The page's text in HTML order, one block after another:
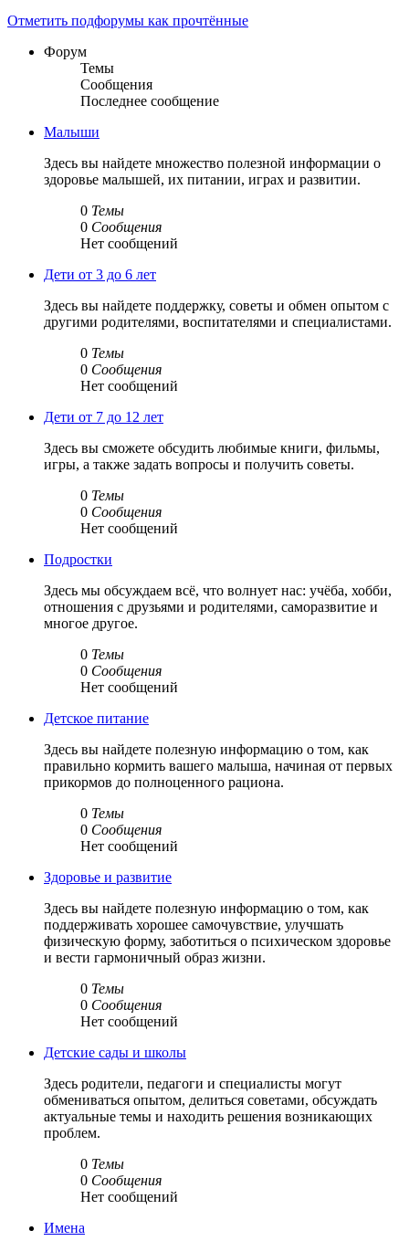
Отметить подфорумы как прочтённые
Форум
Темы
Сообщения
Последнее сообщение
Малыши
Здесь вы найдете множество полезной информации о
здоровье малышей, их питании, играх и развитии.
0 Темы
0 Сообщения
Нет сообщений
Дети от 3 до 6 лет
Здесь вы найдете поддержку, советы и обмен опытом с
другими родителями, воспитателями и специалистами.
0 Темы
0 Сообщения
Нет сообщений
Дети от 7 до 12 лет
Здесь вы сможете обсудить любимые книги, фильмы,
игры, а также задать вопросы и получить советы.
0 Темы
0 Сообщения
Нет сообщений
Подростки
Здесь мы обсуждаем всё, что волнует нас: учёба, хобби,
отношения с друзьями и родителями, саморазвитие и
многое другое.
0 Темы
0 Сообщения
Нет сообщений
Детское питание
Здесь вы найдете полезную информацию о том, как
правильно кормить вашего малыша, начиная от первых
прикормов до полноценного рациона.
0 Темы
0 Сообщения
Нет сообщений
Здоровье и развитие
Здесь вы найдете полезную информацию о том, как
поддерживать хорошее самочувствие, улучшать
физическую форму, заботиться о психическом здоровье
и вести гармоничный образ жизни.
0 Темы
0 Сообщения
Нет сообщений
Детские сады и школы
Здесь родители, педагоги и специалисты могут
обмениваться опытом, делиться советами, обсуждать
актуальные темы и находить решения возникающих
проблем.
0 Темы
0 Сообщения
Нет сообщений
Имена